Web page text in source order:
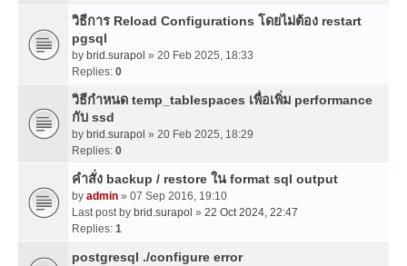
วิธีการ Reload Configurations โดยไม่ต้อง restart
pgsql
by brid.surapol » 20 Feb 2025, 18:33
Replies: 0
วิธีกำหนด temp_tablespaces เพื่อเพิ่ม performance
กับ ssd
by brid.surapol » 20 Feb 2025, 18:29
Replies: 0
คำสั่ง backup / restore ใน format sql output
by admin » 07 Sep 2016, 19:10
Last post by brid.surapol » 22 Oct 2024, 22:47
Replies: 1
postgresql ./configure error